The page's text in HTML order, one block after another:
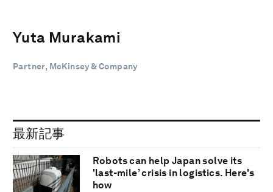
Yuta Murakami
Partner, McKinsey & Company
最新記事
Robots can help Japan solve its
'last-mile’ crisis in logistics. Here's
how